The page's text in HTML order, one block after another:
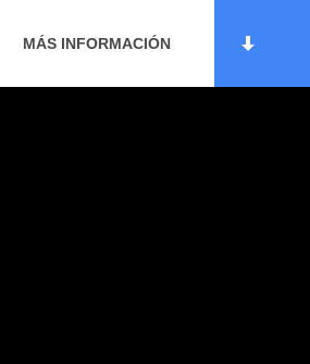
MÁS INFORMACIÓN